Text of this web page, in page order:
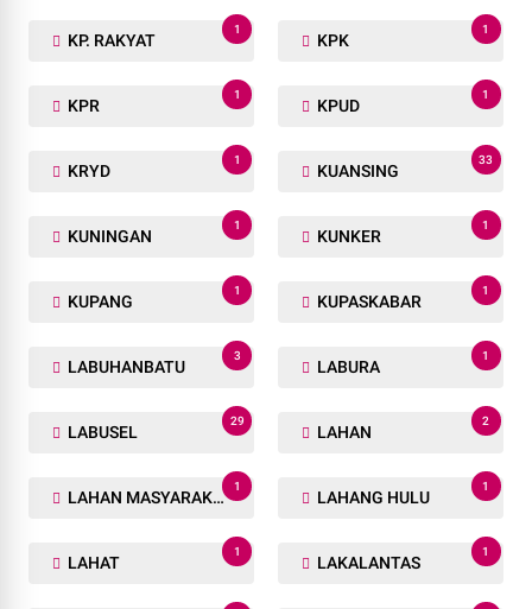
KP. RAKYAT
1
KPK
1
KPR
1
KPUD
1
KRYD
1
KUANSING
33
KUNINGAN
1
KUNKER
1
KUPANG
1
KUPASKABAR
1
LABUHANBATU
3
LABURA
1
LABUSEL
29
LAHAN
2
LAHAN MASYARAKAT
1
LAHANG HULU
1
LAHAT
1
LAKALANTAS
1